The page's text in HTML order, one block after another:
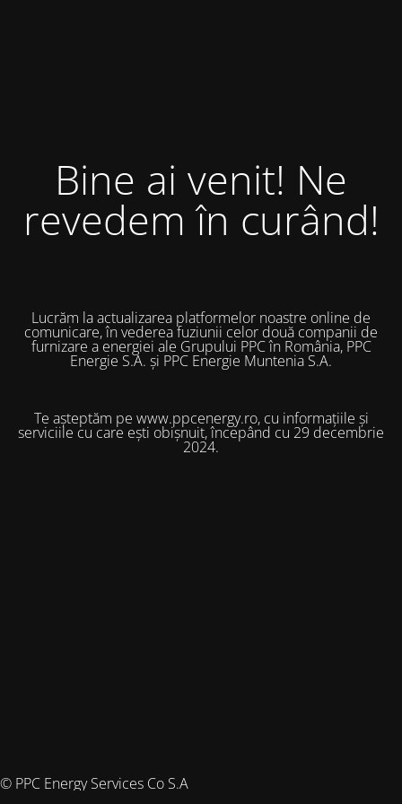
Bine ai venit! Ne
revedem în curând!
Lucrăm la actualizarea platformelor noastre online de
comunicare, în vederea fuziunii celor două companii de
furnizare a energiei ale Grupului PPC în România, PPC
Energie S.A. și PPC Energie Muntenia S.A.
Te așteptăm pe www.ppcenergy.ro, cu informațiile și
serviciile cu care ești obișnuit, începând cu 29 decembrie
2024.
© PPC Energy Services Co S.A